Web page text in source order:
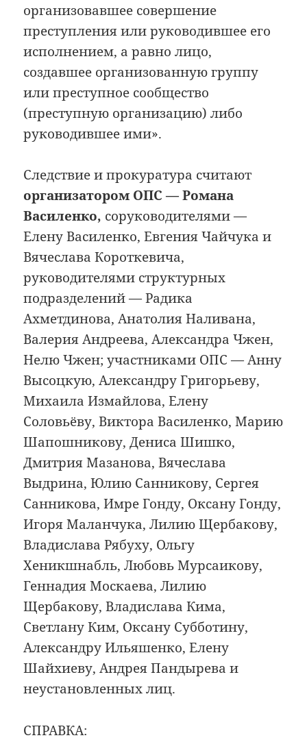
организовавшее совершение
преступления или руководившее его
исполнением, а равно лицо,
создавшее организованную группу
или преступное сообщество
(преступную организацию) либо
руководившее ими».
Следствие и прокуратура считают
организатором ОПС — Романа
Василенко, соруководителями —
Елену Василенко, Евгения Чайчука и
Вячеслава Короткевича,
руководителями структурных
подразделений — Радика
Ахметдинова, Анатолия Наливана,
Валерия Андреева, Александра Чжен,
Нелю Чжен; участниками ОПС — Анну
Высоцкую, Александру Григорьеву,
Михаила Измайлова, Елену
Соловьёву, Виктора Василенко, Марию
Шапошникову, Дениса Шишко,
Дмитрия Мазанова, Вячеслава
Выдрина, Юлию Санникову, Сергея
Санникова, Имре Гонду, Оксану Гонду,
Игоря Маланчука, Лилию Щербакову,
Владислава Рябуху, Ольгу
Хеникшнабль, Любовь Мурсаикову,
Геннадия Москаева, Лилию
Щербакову, Владислава Кима,
Светлану Ким, Оксану Субботину,
Александру Ильяшенко, Елену
Шайхиеву, Андрея Пандырева и
неустановленных лиц.
СПРАВКА: